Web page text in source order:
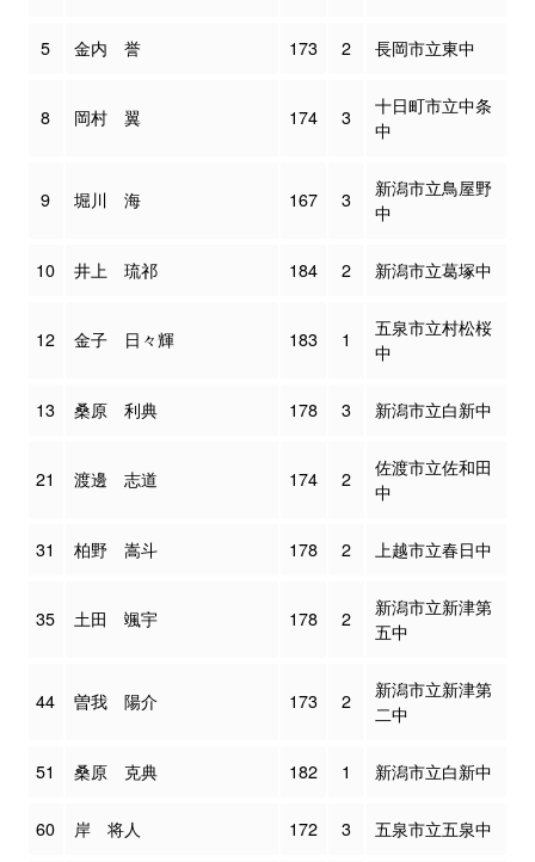
5 金内 誉 173 2 長岡市立東中
8 岡村 翼 174 3
十日町市立中条
中
9 堀川 海 167 3
新潟市立鳥屋野
中
10 井上 琉祁 184 2 新潟市立葛塚中
12 金子 日々輝 183 1
五泉市立村松桜
中
13 桑原 利典 178 3 新潟市立白新中
21 渡邊 志道 174 2
佐渡市立佐和田
中
31 柏野 嵩斗 178 2 上越市立春日中
35 土田 颯宇 178 2
新潟市立新津第
五中
44 曽我 陽介 173 2
新潟市立新津第
二中
51 桑原 克典 182 1 新潟市立白新中
60 岸 将人 172 3 五泉市立五泉中